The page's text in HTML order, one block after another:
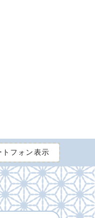
トフォン表示